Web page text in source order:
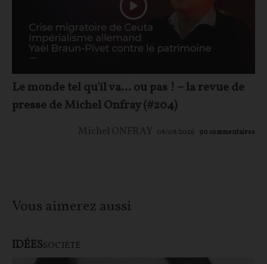
Le monde tel qu'il va… ou pas ! – la revue de
presse de Michel Onfray (#204)
Michel ONFRAY 08/08/2026 90 commentaires
Vous aimerez aussi
IDÉESSOCIÉTÉ